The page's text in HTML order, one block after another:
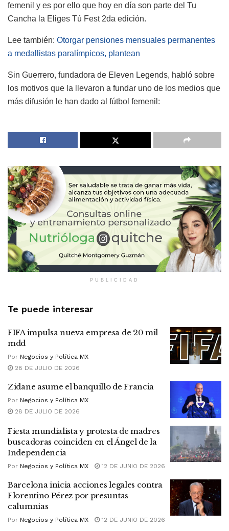
femenil y es por ello que hoy en día son parte del Tu
Cancha la Eliges Tú Fest 2da edición.
Lee también: Otorgar pensiones mensuales permanentes
a medallistas paralímpicos, plantean
Sin Guerrero, fundadora de Eleven Legends, habló sobre
los motivos que la llevaron a fundar uno de los medios que
más difusión le han dado al fútbol femenil:
PUBLICIDAD
Te puede interesar
FIFA impulsa nueva empresa de 20 mil
mdd
Por Negocios y Política MX
28 DE JULIO DE 2026
Zidane asume el banquillo de Francia
Por Negocios y Política MX
28 DE JULIO DE 2026
Fiesta mundialista y protesta de madres
buscadoras coinciden en el Ángel de la
Independencia
Por Negocios y Política MX 12 DE JUNIO DE 2026
Barcelona inicia acciones legales contra
Florentino Pérez por presuntas
calumnias
Por Negocios y Política MX 12 DE JUNIO DE 2026